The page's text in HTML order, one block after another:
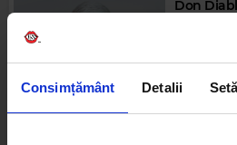
Consimțământ Detalii
Don
2026,